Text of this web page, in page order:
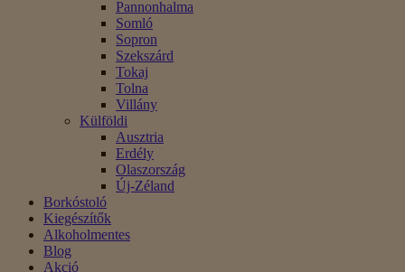
Pannonhalma
Somló
Sopron
Szekszárd
Tokaj
Tolna
Villány
Külföldi
Ausztria
Erdély
Olaszország
Új-Zéland
Borkóstoló
Kiegészítők
Alkoholmentes
Blog
Akció